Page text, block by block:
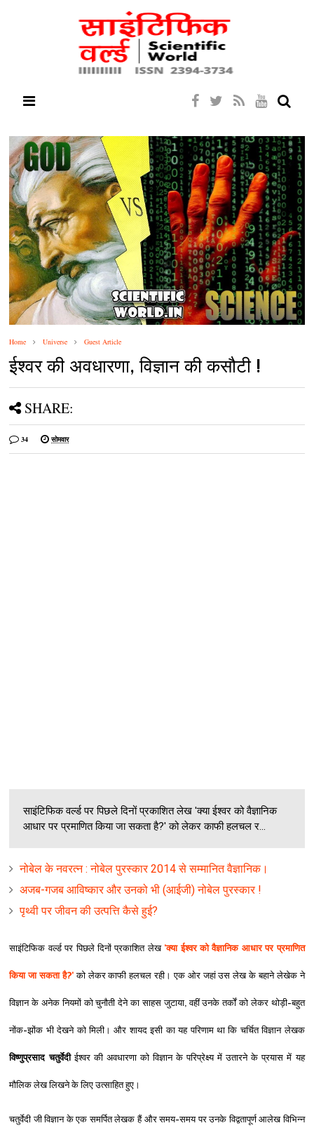
Home Universe Guest Article
ईश्वर की अवधारणा, विज्ञान की कसौटी !
SHARE:
34 सोमवार
साइंटिफिक वर्ल्‍ड पर पिछले दिनों प्रकाशित लेख 'क्‍या ईश्‍वर को वैज्ञानिक
आधार पर प्रमाणित किया जा सकता है?' को लेकर काफी हलचल र...
नोबेल के नवरत्न : नोबेल पुरस्कार 2014 से सम्मानित वैज्ञानिक।
अजब-गजब आविष्कार और उनको भी (आईजी) नोबेल पुरस्कार !
पृथ्वी पर जीवन की उत्पत्ति कैसे हुई?
साइंटिफिक वर्ल्‍ड पर पिछले दिनों प्रकाशित लेख 'क्‍या ईश्‍वर को वैज्ञानिक आधार पर प्रमाणित
किया जा सकता है?'को लेकर काफी हलचल रही। एक ओर जहां उस लेख के बहाने लेखेक ने
विज्ञान के अनेक नियमों को चुनौती देने का साहस जुटाया, वहीं उनके तर्कों को लेकर थोड़ी-बहुत
नोंक-झोंक भी देखने को मिली। और शायद इसी का यह परिणाम था कि चर्चित विज्ञान लेखक
विष्‍णुप्रसाद चतुर्वेदीईश्‍वर की अवधारणा को विज्ञान के परिप्रेक्ष्‍य में उतारने के प्रयास में यह
मौलिक लेख लिखने के लिए उत्‍साहित हुए।
चतुर्वेदी जी विज्ञान के एक समर्पित लेखक हैं और समय-समय पर उनके विद्वतापूर्ण आलेख विभिन्‍न